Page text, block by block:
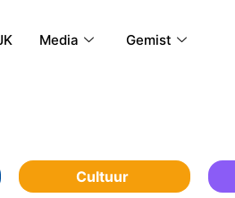
Media
Gemist
Cultuur